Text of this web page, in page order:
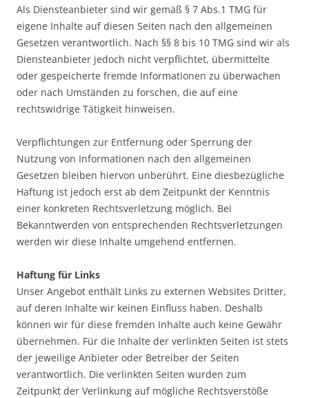
Als Diensteanbieter sind wir gemäß § 7 Abs.1 TMG für
eigene Inhalte auf diesen Seiten nach den allgemeinen
Gesetzen verantwortlich. Nach §§ 8 bis 10 TMG sind wir als
Diensteanbieter jedoch nicht verpflichtet, übermittelte
oder gespeicherte fremde Informationen zu überwachen
oder nach Umständen zu forschen, die auf eine
rechtswidrige Tätigkeit hinweisen.
Verpflichtungen zur Entfernung oder Sperrung der
Nutzung von Informationen nach den allgemeinen
Gesetzen bleiben hiervon unberührt. Eine diesbezügliche
Haftung ist jedoch erst ab dem Zeitpunkt der Kenntnis
einer konkreten Rechtsverletzung möglich. Bei
Bekanntwerden von entsprechenden Rechtsverletzungen
werden wir diese Inhalte umgehend entfernen.
Haftung für Links
Unser Angebot enthält Links zu externen Websites Dritter,
auf deren Inhalte wir keinen Einfluss haben. Deshalb
können wir für diese fremden Inhalte auch keine Gewähr
übernehmen. Für die Inhalte der verlinkten Seiten ist stets
der jeweilige Anbieter oder Betreiber der Seiten
verantwortlich. Die verlinkten Seiten wurden zum
Zeitpunkt der Verlinkung auf mögliche Rechtsverstöße